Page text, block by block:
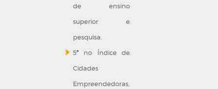
de ensino
superior e
pesquisa.
5ª no Índice de
Cidades
Empreendedoras,